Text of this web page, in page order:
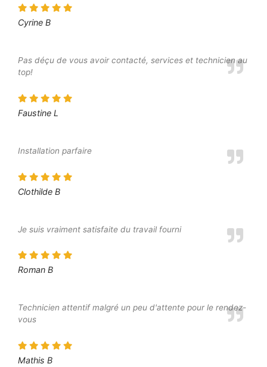
Cyrine B
Pas déçu de vous avoir contacté, services et technicien au
top!
Faustine L
Installation parfaire
Clothilde B
Je suis vraiment satisfaite du travail fourni
Roman B
Technicien attentif malgré un peu d'attente pour le rendez-
vous
Mathis B